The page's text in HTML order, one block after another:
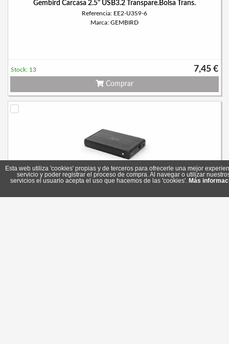
Gembird Carcasa 2.5" USB3.2 Transpare.Bolsa Trans.
Referencia: EE2-U3S9-6
Marca: GEMBIRD
7,45 €
Stock: 13
Comprar
Gembird Carcasa Disco Duro USB 3.0 Aluminio
Referencia: EE3-U3S-3
Esta web utiliza 'cookies' propias y de terceros para ofrecerle una mejor
servicio y poder registrar el proceso de compra. Al navegar o utilizar
servicios el usuario acepta el uso que hacemos de las 'cookies'. Más